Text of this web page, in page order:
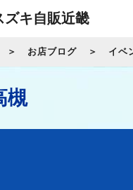
ズキ自販近畿
お店ブログ イベ
槻